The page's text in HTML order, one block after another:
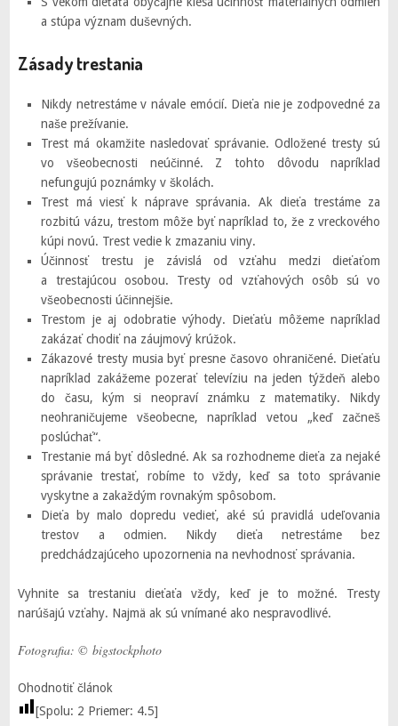
a stúpa význam duševných.
Zásady trestania
Nikdy netrestáme v návale emócií. Dieťa nie je zodpovedné za
naše prežívanie.
Trest má okamžite nasledovať správanie. Odložené tresty sú
vo všeobecnosti neúčinné. Z tohto dôvodu napríklad
nefungujú poznámky v školách.
Trest má viesť k náprave správania. Ak dieťa trestáme za
rozbitú vázu, trestom môže byť napríklad to, že z vreckového
kúpi novú. Trest vedie k zmazaniu viny.
Účinnosť trestu je závislá od vzťahu medzi dieťaťom
a trestajúcou osobou. Tresty od vzťahových osôb sú vo
všeobecnosti účinnejšie.
Trestom je aj odobratie výhody. Dieťaťu môžeme napríklad
zakázať chodiť na záujmový krúžok.
Zákazové tresty musia byť presne časovo ohraničené. Dieťaťu
napríklad zakážeme pozerať televíziu na jeden týždeň alebo
do času, kým si neopraví známku z matematiky. Nikdy
neohraničujeme všeobecne, napríklad vetou „keď začneš
poslúchať“.
Trestanie má byť dôsledné. Ak sa rozhodneme dieťa za nejaké
správanie trestať, robíme to vždy, keď sa toto správanie
vyskytne a zakaždým rovnakým spôsobom.
Dieťa by malo dopredu vedieť, aké sú pravidlá udeľovania
trestov a odmien. Nikdy dieťa netrestáme bez
predchádzajúceho upozornenia na nevhodnosť správania.
Vyhnite sa trestaniu dieťaťa vždy, keď je to možné. Tresty
narúšajú vzťahy. Najmä ak sú vnímané ako nespravodlivé.
Fotografia: © bigstockphoto
Ohodnotiť článok
[Spolu: 2 Priemer: 4.5]